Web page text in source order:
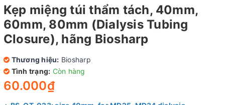
Kẹp miệng túi thẩm tách, 40mm,
60mm, 80mm (Dialysis Tubing
Closure), hãng Biosharp
Thương hiệu: Biosharp
Tình trạng: Còn hàng
60.000₫